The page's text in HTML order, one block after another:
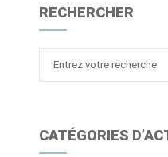
RECHERCHER
CATÉGORIES